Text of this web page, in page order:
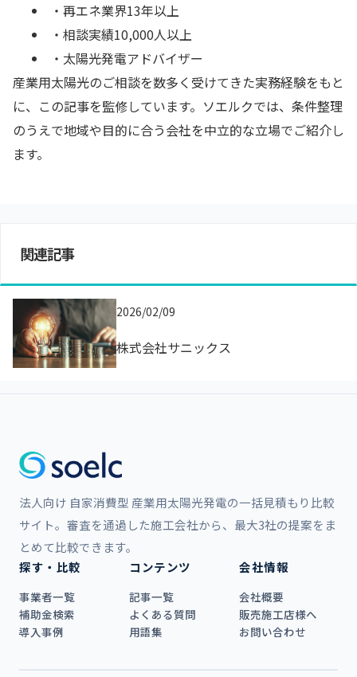
・再エネ業界13年以上
・相談実績10,000人以上
・太陽光発電アドバイザー
産業用太陽光のご相談を数多く受けてきた実務経験をもと
に、この記事を監修しています。ソエルクでは、条件整理
のうえで地域や目的に合う会社を中立的な立場でご紹介し
ます。
関連記事
2026/02/09
株式会社サニックス
法人向け 自家消費型 産業用太陽光発電の一括見積もり比較
サイト。審査を通過した施工会社から、最大3社の提案をま
とめて比較できます。
探す・比較
事業者一覧
補助金検索
導入事例
コンテンツ
記事一覧
よくある質問
用語集
会社情報
会社概要
販売施工店様へ
お問い合わせ